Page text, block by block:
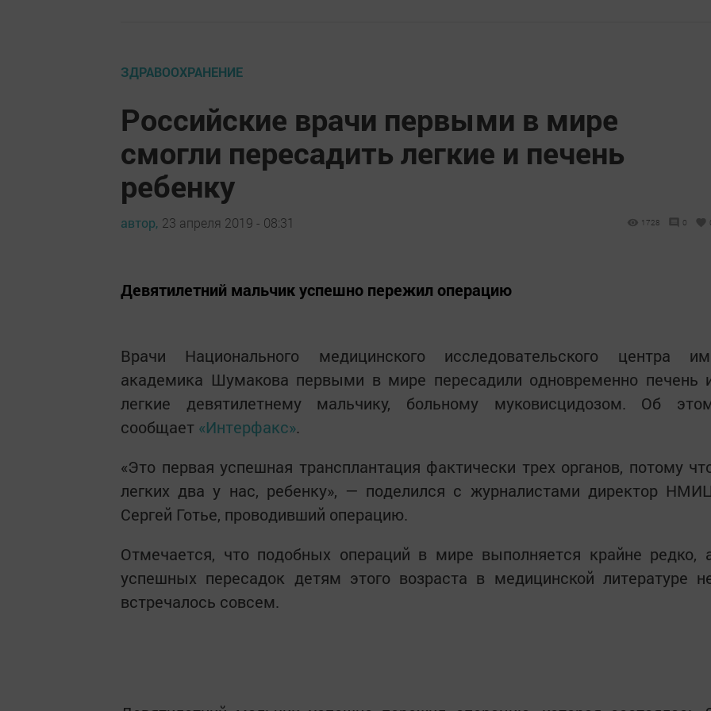
ЗДРАВООХРАНЕНИЕ
Российские врачи первыми в мире
смогли пересадить легкие и печень
ребенку
автор, 23 апреля 2019 - 08:31 1728 0
Девятилетний мальчик успешно пережил операцию
Врачи Национального медицинского исследовательского центра
академика Шумакова первыми в мире пересадили одновременно печень
легкие девятилетнему мальчику, больному муковисцидозом. Об
сообщает «Интерфакс».
«Это первая успешная трансплантация фактически трех органов, потому
легких два у нас, ребенку», — поделился с журналистами директор
Сергей Готье, проводивший операцию.
Отмечается, что подобных операций в мире выполняется крайне редко,
успешных пересадок детям этого возраста в медицинской литературе
встречалось совсем.